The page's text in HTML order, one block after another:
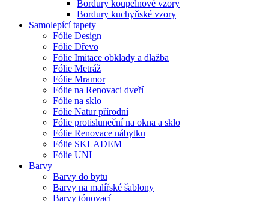
Bordury koupelnové vzory
Bordury kuchyňské vzory
Samolepící tapety
Fólie Design
Fólie Dřevo
Fólie Imitace obklady a dlažba
Fólie Metráž
Fólie Mramor
Fólie na Renovaci dveří
Fólie na sklo
Fólie Natur přírodní
Fólie protisluneční na okna a sklo
Fólie Renovace nábytku
Fólie SKLADEM
Fólie UNI
Barvy
Barvy do bytu
Barvy na malířské šablony
Barvy tónovací